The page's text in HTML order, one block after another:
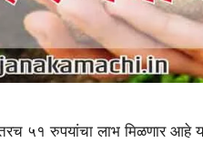
५१ रुपयांचा लाभ मिळणार आहे